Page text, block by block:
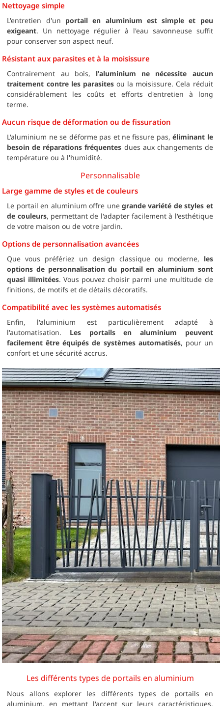
Nettoyage simple
L'entretien d'un portail en aluminium est simple et peu
exigeant. Un nettoyage régulier à l'eau savonneuse suffit
pour conserver son aspect neuf.
Résistant aux parasites et à la moisissure
Contrairement au bois, l'aluminium ne nécessite aucun
traitement contre les parasitesou la moisissure. Cela réduit
considérablement les coûts et efforts d'entretien à long
terme.
Aucun risque de déformation ou de fissuration
L'aluminium ne se déforme pas et ne fissure pas,éliminant le
besoin de réparations fréquentes dues aux changements de
température ou à l'humidité.
Personnalisable
Large gamme de styles et de couleurs
Le portail en aluminium offre une grande variété de styles et
de couleurs, permettant de l'adapter facilement à l'esthétique
de votre maison ou de votre jardin.
Options de personnalisation avancées
Que vous préfériez un design classique ou moderne, les
options de personnalisation du portail en aluminium sont
quasi illimitées. Vous pouvez choisir parmi une multitude de
finitions, de motifs et de détails décoratifs.
Compatibilité avec les systèmes automatisés
Enfin, l'aluminium est particulièrement adapté à
l'automatisation. Les portails en aluminium peuvent
facilement être équipés de systèmes automatisés, pour un
confort et une sécurité accrus.
Les différents types de portails en aluminium
Nous allons explorer les différents types de portails en
aluminium, en mettant l'accent sur leurs caractéristiques,